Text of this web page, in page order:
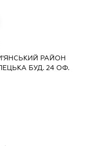
РАЙОН
БУД. 24 ОФ.